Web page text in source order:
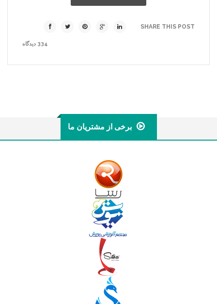
SHARE THIS POST
334 دیدگاه
برخی از مشتریان ما